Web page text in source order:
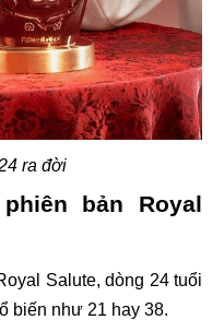
ra đời
bản Royal
Salute, dòng 24 tuổi
biến như 21 hay 38.